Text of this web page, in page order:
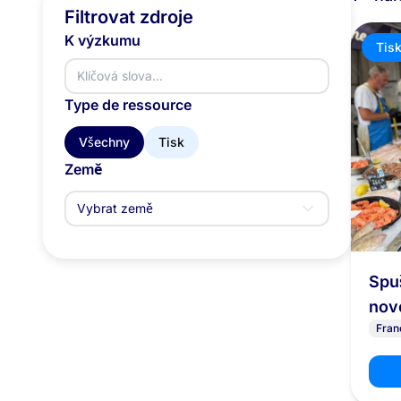
Filtrovat zdroje
K výzkumu
Type de ressource
Všechny Tisk
Země
Vybrat země
Tisk